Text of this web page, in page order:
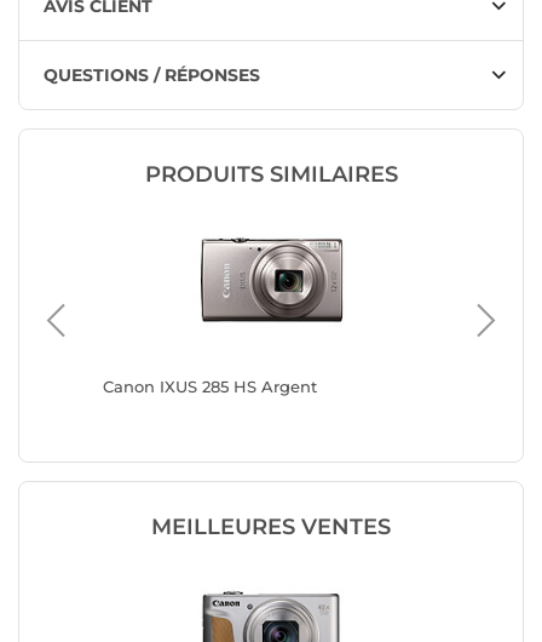
AVIS CLIENT
QUESTIONS / RÉPONSES
PRODUITS SIMILAIRES
Canon IXUS 285 HS Argent
MEILLEURES VENTES